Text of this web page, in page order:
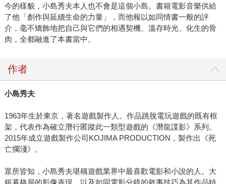
今的樣貌，小島秀夫本人也不會是這個小島。書籍電影音樂供給
了他「創作與延續生命的力量」，而他報以如同情書一般的評
介，毫不矯飾地把自己與它們的相遇契機、溫存時光、化生的骨
肉，全都融進了本書當中。
作者
小島秀夫
1963年生於東京，著名遊戲製作人。作品跳脫電玩遊戲的既有框
架，代表作為確立潛行匿蹤此一類型遊戲的《潛龍諜影》系列。
2015年成立遊戲製作公司KOJIMA PRODUCTION，製作出《死
亡擱淺》。
眾所皆知，小島秀夫堪稱遊戲業界中最喜歡電影和小說的人。大
銀幕格局的影像表現，以及如同電影分鏡的敘事技巧為其作品特